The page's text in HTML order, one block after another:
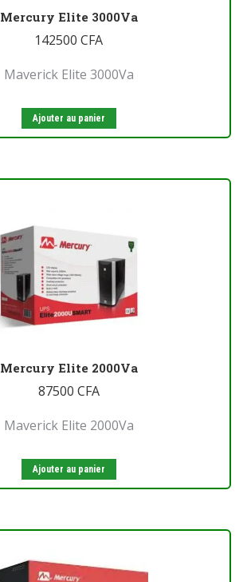
Mercury Elite 3000Va
142500 CFA
Maverick Elite 3000Va
Ajouter au panier
Mercury Elite 2000Va
87500 CFA
Maverick Elite 2000Va
Ajouter au panier